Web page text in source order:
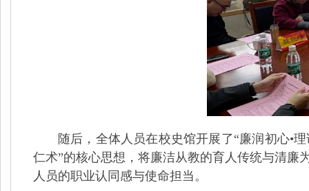
随后，全体人员在校史馆开展了“廉润初心•理
仁术”的核心思想，将廉洁从教的育人传统与清廉
人员的职业认同感与使命担当。